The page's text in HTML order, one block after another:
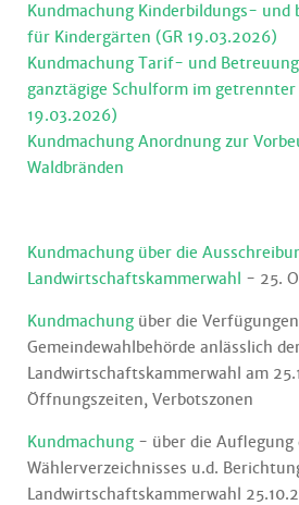
Kundmachung Kinderbildungs- und
für Kindergärten (GR 19.03.2026)
Kundmachung Tarif- und
ganztägige Schulform im getrennter
19.03.2026)
Kundmachung Anordnung zur
Waldbränden
Kundmachung über die
Landwirtschaftskammerwahl - 25.
Kundmachung über die
Gemeindewahlbehörde anlässlich
Landwirtschaftskammerwahl am
Öffnungszeiten, Verbotszonen
Kundmachung - über die Auflegung
Wählerverzeichnisses u.d.
Landwirtschaftskammerwahl